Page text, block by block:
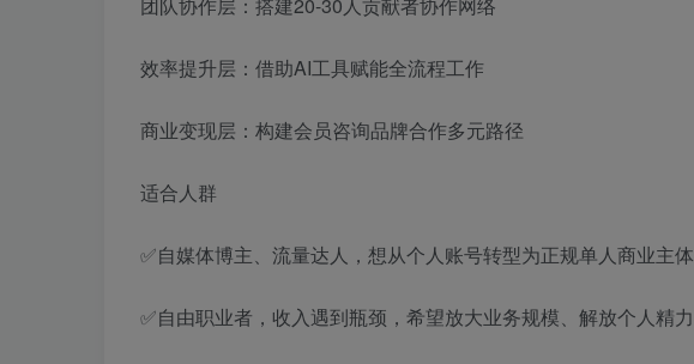
团队协作层：搭建20-30人贡献者协作网络
效率提升层：借助AI工具赋能全流程工作
商业变现层：构建会员咨询品牌合作多元路径
适合人群
✅自媒体博主、流量达人，想从个人账号转型为正规单人商业主体
✅自由职业者，收入遇到瓶颈，希望放大业务规模、解放个人精力